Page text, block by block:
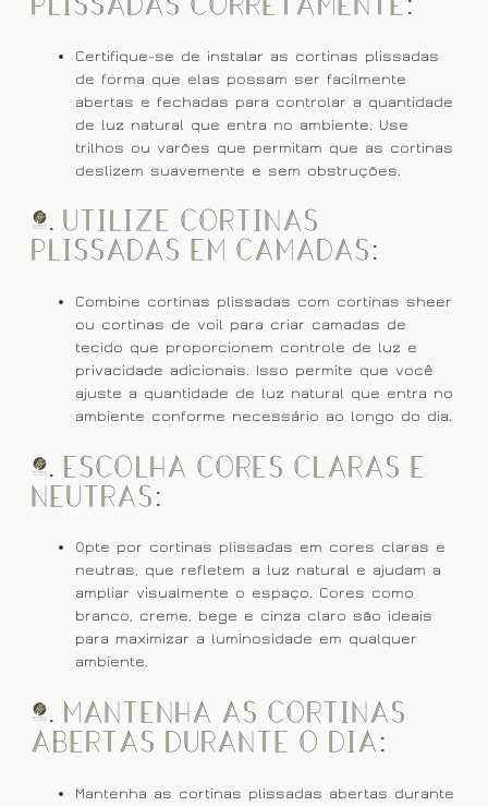
Certifique-se de instalar as cortinas plissadas
de forma que elas possam ser facilmente
abertas e fechadas para controlar a quantidade
de luz natural que entra no ambiente. Use
trilhos ou varões que permitam que as cortinas
deslizem suavemente e sem obstruções.
4. Utilize Cortinas
Plissadas em Camadas:
Combine cortinas plissadas com cortinas sheer
ou cortinas de voil para criar camadas de
tecido que proporcionem controle de luz e
privacidade adicionais. Isso permite que você
ajuste a quantidade de luz natural que entra no
ambiente conforme necessário ao longo do dia.
5. Escolha Cores Claras e
Neutras:
Opte por cortinas plissadas em cores claras e
neutras, que refletem a luz natural e ajudam a
ampliar visualmente o espaço. Cores como
branco, creme, bege e cinza claro são ideais
para maximizar a luminosidade em qualquer
ambiente.
6. Mantenha as Cortinas
Abertas Durante o Dia:
Mantenha as cortinas plissadas abertas durante